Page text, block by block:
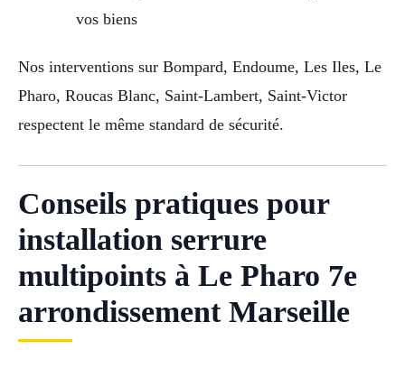
vos biens
Nos interventions sur Bompard, Endoume, Les Iles, Le
Pharo, Roucas Blanc, Saint-Lambert, Saint-Victor
respectent le même standard de sécurité.
Conseils pratiques pour
installation serrure
multipoints à Le Pharo 7e
arrondissement Marseille